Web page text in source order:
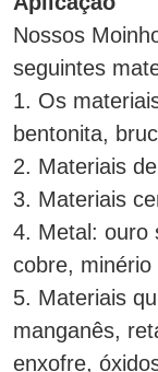
Nossos
seguintes
1. Os
bentonita,
2. Materiais
3. Materiais
4. Metal: ouro
cobre,
5. Materiais
manganês,
enxofre,